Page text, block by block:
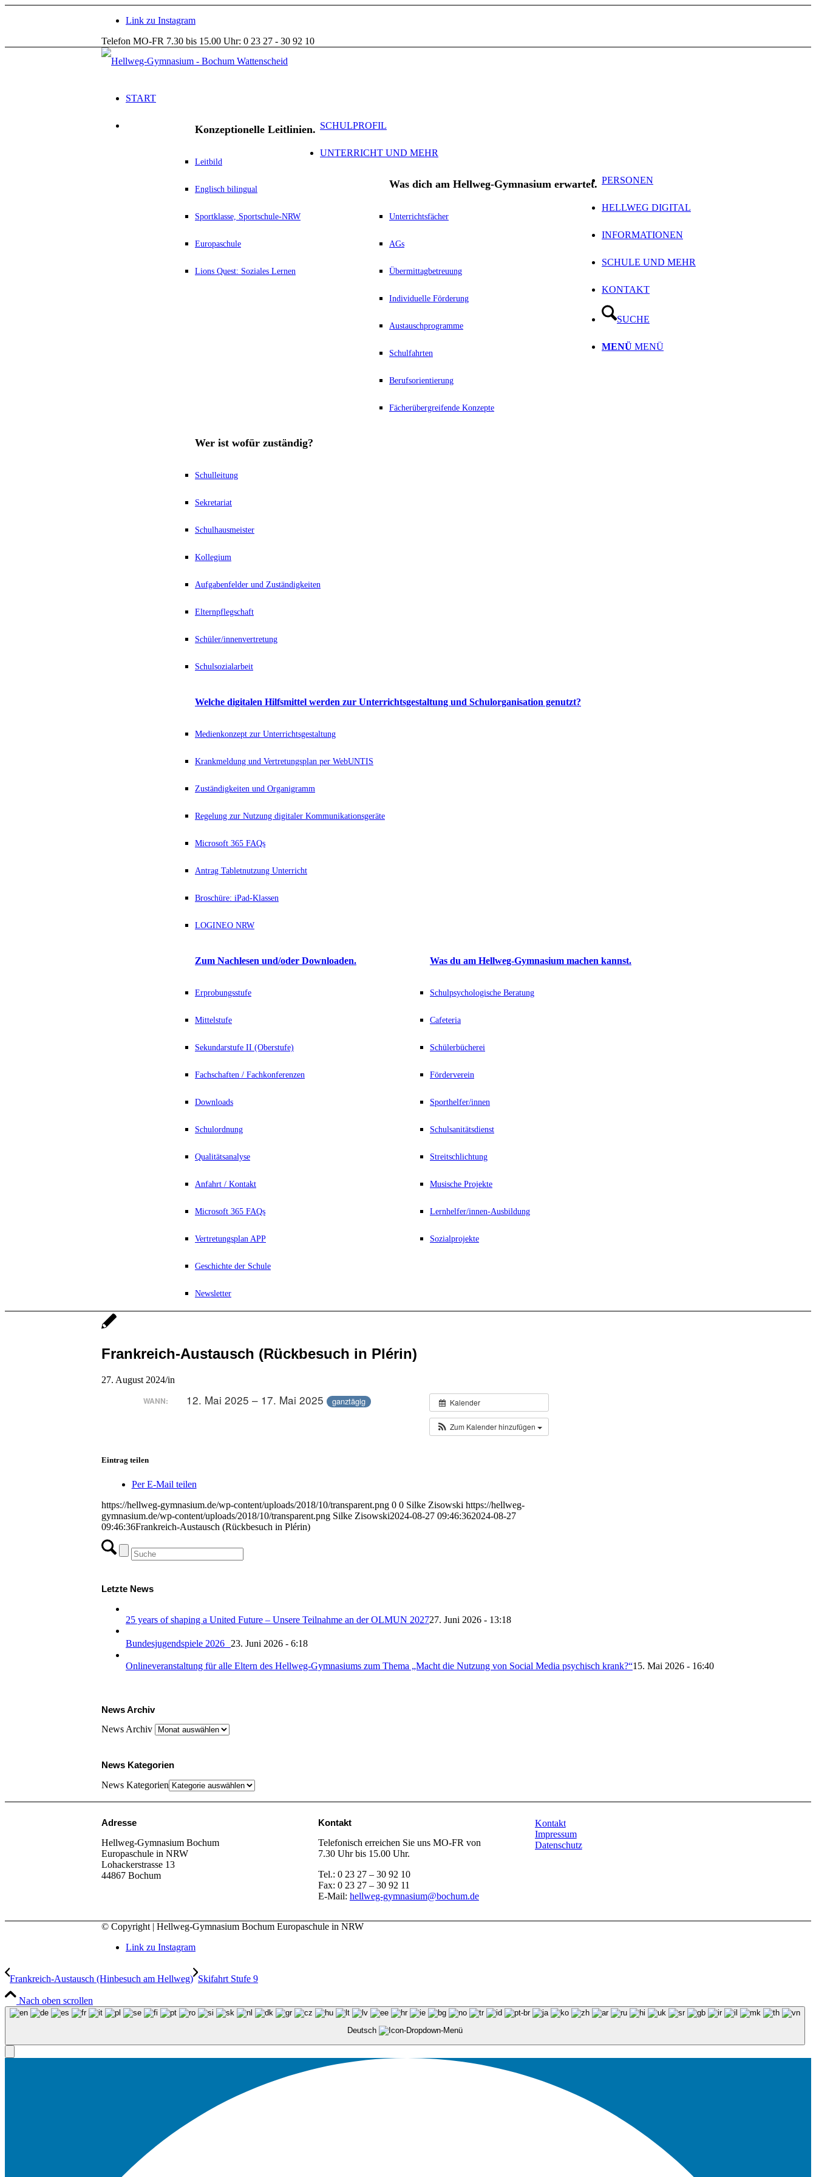
Link zu Instagram
Telefon MO-FR 7.30 bis 15.00 Uhr: 0 23 27 - 30 92 10
START
SCHULPROFIL
Konzeptionelle Leitlinien.
Leitbild
Englisch bilingual
Sportklasse, Sportschule-NRW
Europaschule
Lions Quest: Soziales Lernen
UNTERRICHT UND MEHR
Was dich am Hellweg-Gymnasium erwartet.
Unterrichtsfächer
AGs
Übermittagbetreuung
Individuelle Förderung
Austauschprogramme
Schulfahrten
Berufsorientierung
Fächerübergreifende Konzepte
PERSONEN
Wer ist wofür zuständig?
Schulleitung
Sekretariat
Schulhausmeister
Kollegium
Aufgabenfelder und Zuständigkeiten
Elternpflegschaft
Schüler/innenvertretung
Schulsozialarbeit
HELLWEG DIGITAL
Welche digitalen Hilfsmittel werden zur Unterrichtsgestaltung und Schulorganisation genutzt?
Medienkonzept zur Unterrichtsgestaltung
Krankmeldung und Vertretungsplan per WebUNTIS
Zuständigkeiten und Organigramm
Regelung zur Nutzung digitaler Kommunikationsgeräte
Microsoft 365 FAQs
Antrag Tabletnutzung Unterricht
Broschüre: iPad-Klassen
LOGINEO NRW
INFORMATIONEN
Zum Nachlesen und/oder Downloaden.
Erprobungsstufe
Mittelstufe
Sekundarstufe II (Oberstufe)
Fachschaften / Fachkonferenzen
Downloads
Schulordnung
Qualitätsanalyse
Anfahrt / Kontakt
Microsoft 365 FAQs
Vertretungsplan APP
Geschichte der Schule
Newsletter
SCHULE UND MEHR
Was du am Hellweg-Gymnasium machen kannst.
Schulpsychologische Beratung
Cafeteria
Schülerbücherei
Förderverein
Sporthelfer/innen
Schulsanitätsdienst
Streitschlichtung
Musische Projekte
Lernhelfer/innen-Ausbildung
Sozialprojekte
KONTAKT
SUCHE
MENÜ MENÜ
Frankreich-Austausch (Rückbesuch in Plérin)
27. August 2024/in
Kalender
Zum Kalender hinzufügen
WANN: 12. Mai 2025 – 17. Mai 2025 ganztägig
Eintrag teilen
Per E-Mail teilen
https://hellweg-gymnasium.de/wp-content/uploads/2018/10/transparent.png 0 0 Silke Zisowski https://hellweg-
gymnasium.de/wp-content/uploads/2018/10/transparent.png Silke Zisowski2024-08-27 09:46:362024-08-27
09:46:36Frankreich-Austausch (Rückbesuch in Plérin)
Letzte News
25 years of shaping a United Future – Unsere Teilnahme an der OLMUN 202727. Juni 2026 - 13:18
Bundesjugendspiele 2026 23. Juni 2026 - 6:18
Onlineveranstaltung für alle Eltern des Hellweg-Gymnasiums zum Thema „Macht die Nutzung von Social Media psychisch krank?“15. Mai 2026 - 16:40
News Archiv
News Archiv
News Kategorien
News Kategorien
Adresse
Hellweg-Gymnasium Bochum
Europaschule in NRW
Lohackerstrasse 13
44867 Bochum
Kontakt
Telefonisch erreichen Sie uns MO-FR von
7.30 Uhr bis 15.00 Uhr.
Tel.: 0 23 27 – 30 92 10
Fax: 0 23 27 – 30 92 11
E-Mail: hellweg-gymnasium@bochum.de
Kontakt
Impressum
Datenschutz
© Copyright | Hellweg-Gymnasium Bochum Europaschule in NRW
Link zu Instagram
Frankreich-Austausch (Hinbesuch am Hellweg) Skifahrt Stufe 9
Nach oben scrollen
Deutsch